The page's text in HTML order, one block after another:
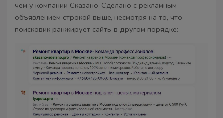
чем у компании Сказано-Сделано с рекламным
объявлением строкой выше, несмотря на то, что
поисковик ранжирует сайты в другом порядке: